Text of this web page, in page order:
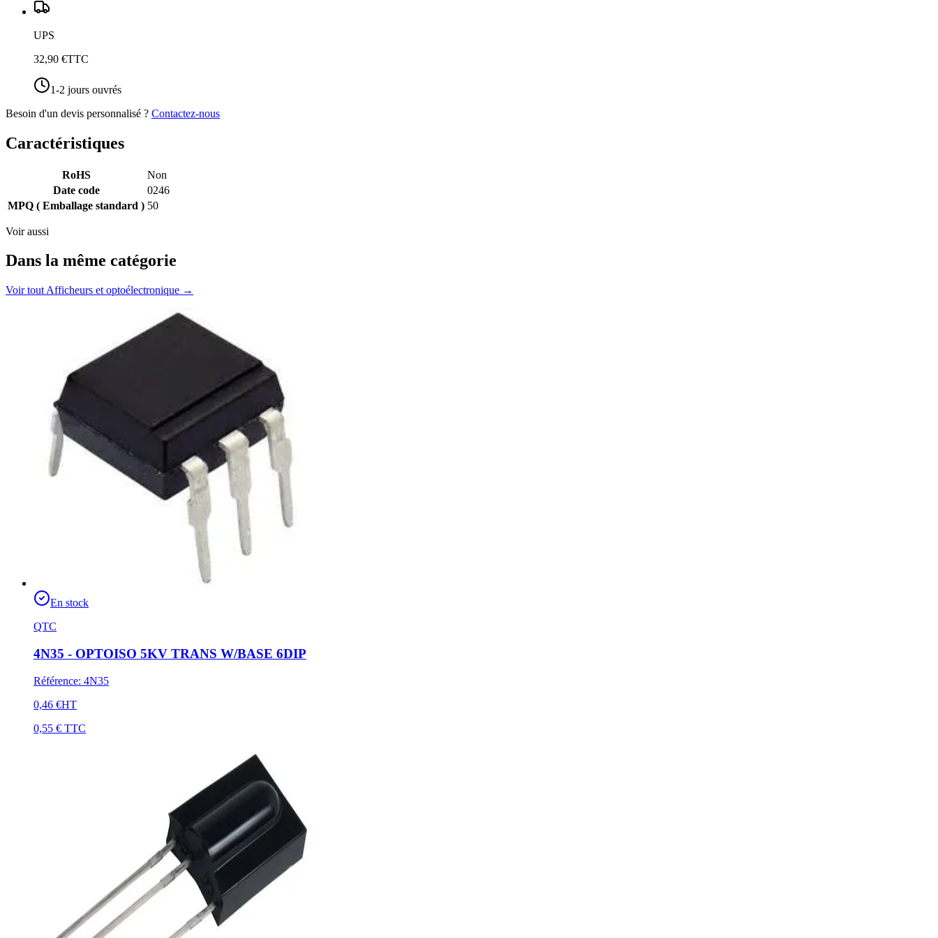
UPS
32,90 €TTC
1-2 jours ouvrés
Besoin d'un devis personnalisé ? Contactez-nous
Caractéristiques
RoHS
Non
Date code
0246
MPQ ( Emballage standard ) 50
Voir aussi
Dans la même catégorie
Voir tout Afficheurs et optoélectronique →
En stock
QTC
4N35 - OPTOISO 5KV TRANS W/BASE 6DIP
Référence: 4N35
0,46 €HT
0,55 € TTC